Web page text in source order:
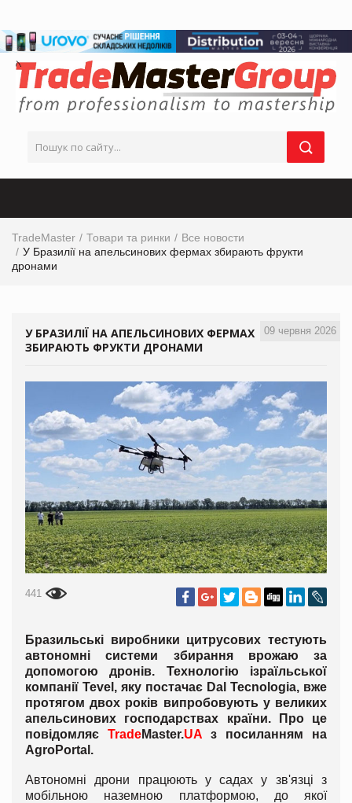
TradeMaster Товари та ринки
Все новости
У Бразилії на апельсинових фермах збирають фрукти
дронами
09 червня 2026
У БРАЗИЛІЇ НА АПЕЛЬСИНОВИХ ФЕРМАХ
ЗБИРАЮТЬ ФРУКТИ ДРОНАМИ
441
Бразильські виробники цитрусових тестують
автономні системи збирання врожаю за
допомогою дронів. Технологію ізраїльської
компанії Tevel, яку постачає Dal Tecnologia, вже
протягом двох років випробовують у великих
апельсинових господарствах країни. Про це
повідомляє TradeMaster.UA з посиланням на
AgroPortal.
Автономні дрони працюють у садах у зв'язці з
мобільною наземною платформою, до якої